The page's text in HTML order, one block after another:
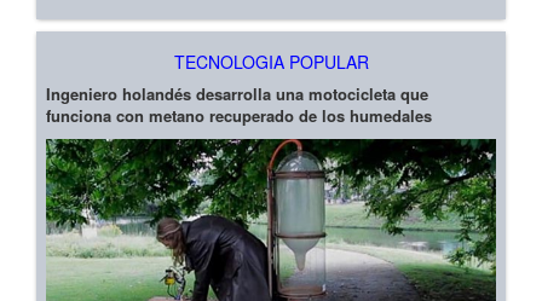
TECNOLOGIA POPULAR
Ingeniero holandés desarrolla una motocicleta que
funciona con metano recuperado de los humedales